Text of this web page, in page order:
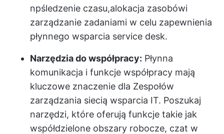
npśledzenie czasu,alokacja zasobówi
zarządzanie zadaniami w celu zapewnienia
płynnego wsparcia service desk.
Narzędzia do współpracy: Płynna
komunikacja i funkcje współpracy mają
kluczowe znaczenie dla Zespołów
zarządzania siecią wsparcia IT. Poszukaj
narzędzi, które oferują funkcje takie jak
współdzielone obszary robocze, czat w